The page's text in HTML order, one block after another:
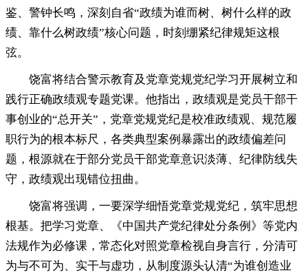
鉴、警钟长鸣 ， 深刻自省“政绩为谁而树、树什么样的政
绩、靠什么树政绩”核心问题，时刻绷紧纪律规矩这根
弦。
饶富将结合警示教育及党章党规党纪学习开展树立和
践行正确政绩观专题党课。 他指出，政绩观是党员干部干
事创业的“总开关” ， 党章党规党纪是校准政绩观、规范履
职行为的根本标尺，各类典型案例暴露出的政绩偏差问
题 ， 根源就在于部分党员干部党章意识淡薄、纪律防线失
守，政绩观出现错位扭曲。
饶富将强调 ， 一要深学细悟党章党规党纪，筑牢思想
根基。 把学习党章、《中国共产党纪律处分条例》等党内
法规作为必修课，常态化对照党章检视自身言行 ， 分清可
为与不可为、实干与虚功，从制度源头认清“为谁创造业